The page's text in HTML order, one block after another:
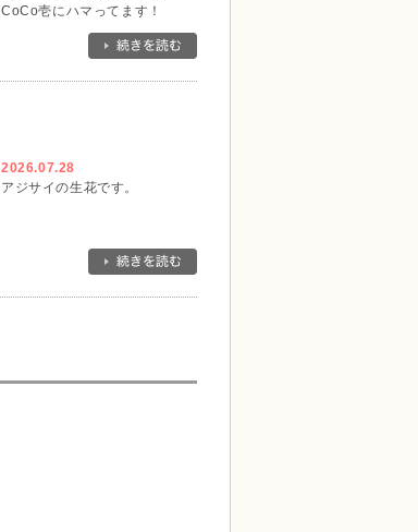
CoCo壱にハマってます！
2026.07.28
アジサイの生花です。